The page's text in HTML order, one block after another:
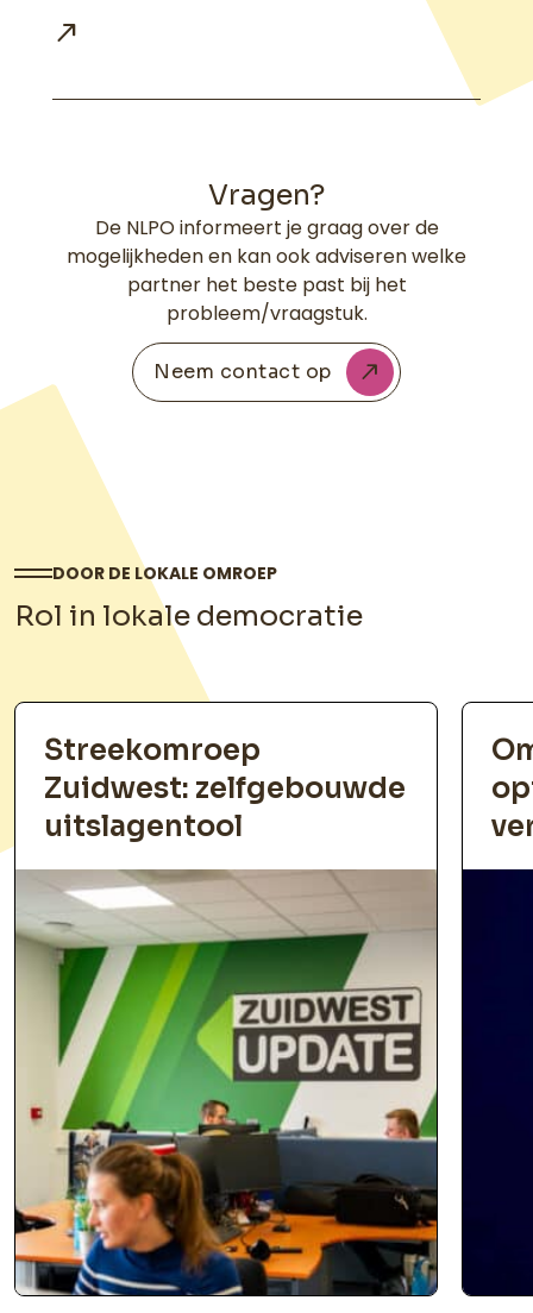
Vragen?
De NLPO informeert je graag over de
mogelijkheden en kan ook adviseren welke
partner het beste past bij het
probleem/vraagstuk.
Neem contact op
DOOR DE LOKALE OMROEP
Rol in lokale democratie
Streekomroep
Zuidwest: zelfgebouwde
uitslagentool